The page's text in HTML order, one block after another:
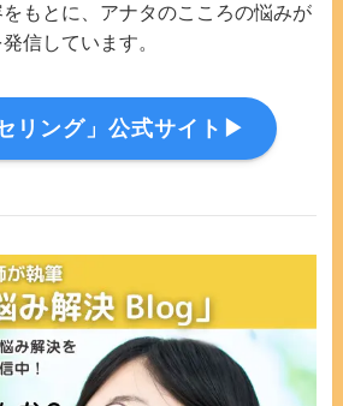
もとに、アナタのこころの悩みが
信しています。
リング」公式サイト▶